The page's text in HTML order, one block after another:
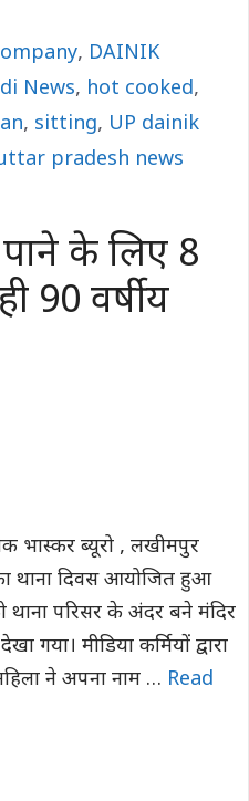
, DAINIK
News, hot cooked,
, sitting, UP dainik
pradesh news
के लिए 8
90 वर्षीय
भास्कर ब्यूरो , लखीमपुर
थाना दिवस आयोजित हुआ
थाना परिसर के अंदर बने मंदिर
मीडिया कर्मियों द्वारा
ने अपना नाम … Read